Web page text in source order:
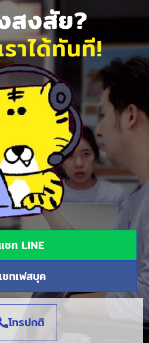
สงสัย?
าได้ทันที!
ชท LINE
ทเฟสบุค
โทรปกติ